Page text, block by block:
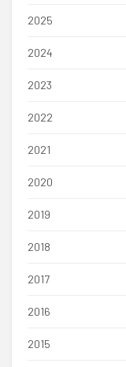
2025
2024
2023
2022
2021
2020
2019
2018
2017
2016
2015